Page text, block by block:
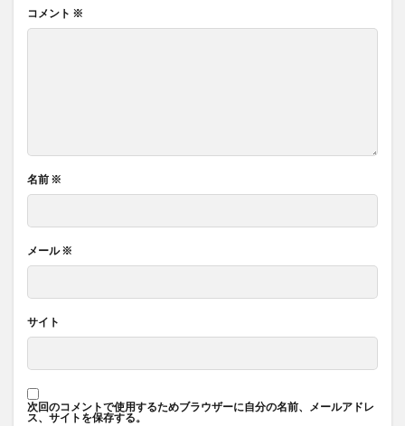
コメント ※
名前 ※
メール※
サイト
次回のコメントで使用するためブラウザーに自分の名前、メールアドレ
ス、サイトを保存する。